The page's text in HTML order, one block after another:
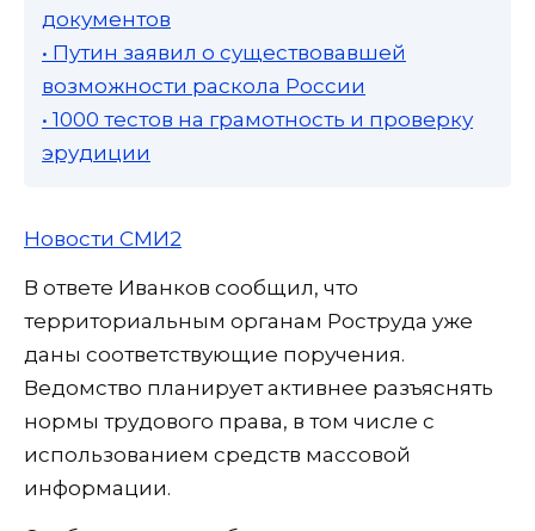
документов
• Путин заявил о существовавшей
возможности раскола России
• 1000 тестов на грамотность и проверку
эрудиции
Новости СМИ2
В ответе Иванков сообщил, что
территориальным органам Роструда уже
даны соответствующие поручения.
Ведомство планирует активнее разъяснять
нормы трудового права, в том числе с
использованием средств массовой
информации.